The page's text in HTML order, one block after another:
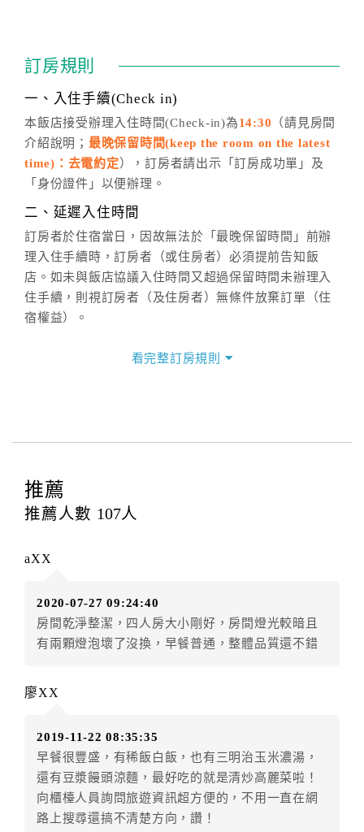
話方式異動訂單。
※非客服時間之申辦異動，皆為次日計算及辦理。
五、客服時間
週一至週日，上午9:00～晚上6:00
六、聯絡方式
(07)9682715 。
訂房規則
一、入住手續(Check in)
本飯店接受辦理入住時間(Check-in)為14:30 （請見房間
介紹說明； 最晚保留時間(keep the room on the latest
time)：去電約定），訂房者請出示「訂房成功單」及
「身份證件」以便辦理。
二、延遲入住時間
訂房者於住宿當日，因故無法於「最晚保留時間」前辦
理入住手續時，訂房者（或住房者）必須提前告知飯
店。如未與飯店協議入住時間又超過保留時間未辦理入
住手續，則視訂房者（及住房者）無條件放棄訂單（住
宿權益）。
四、訂單異動
提出申辦不得異動訂單。
每筆訂單異動限定 乙
辦理取消退款。
房者應補足差額。（限原訂飯店）
房者不得要求退其差額。（限原訂飯店）
五、保留住宿權益(保留住房)
（提出申辦日為保留起算日）
店客滿，敬請及早計畫，如逾時未提出申辦，視同無條
件放棄訂單（住宿權益）。 （限原訂飯店使用）
．每筆訂單異動限定乙次，限原訂飯店，異動完成後不
得辦理取消退款。
．訂單異動後，訂單費用總計大於原訂單費用總計時，
看完整訂房規則
推薦
推薦人數 107人
aXX
2020-07-27 09:24:40
房間乾淨整潔，四人房大小剛好，房間燈光較暗且
有兩顆燈泡壞了沒換，早餐普通，整體品質還不錯
廖XX
2019-11-22 08:35:35
早餐很豐盛，有稀飯白飯，也有三明治玉米濃湯，
還有豆漿饅頭涼麵，最好吃的就是清炒高麗菜啦！
向櫃檯人員詢問旅遊資訊超方便的，不用一直在網
路上搜尋還搞不清楚方向，讚！